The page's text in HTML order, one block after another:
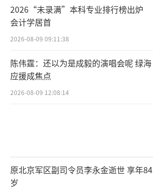
2026“未录满”本科专业排行榜出炉
会计学居首
2026-08-09 09:11:38
陈伟霆：还以为是成毅的演唱会呢 绿海
应援成焦点
2026-08-09 12:08:14
原北京军区副司令员李永金逝世 享年84
岁